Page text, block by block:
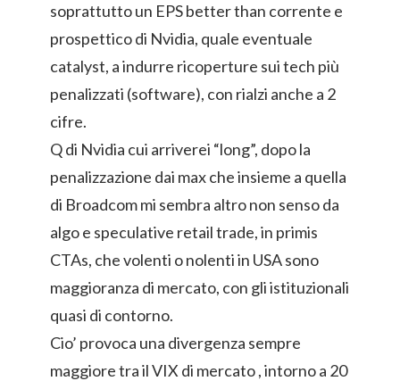
soprattutto un EPS better than corrente e
prospettico di Nvidia, quale eventuale
catalyst, a indurre ricoperture sui tech più
penalizzati (software), con rialzi anche a 2
cifre.
Q di Nvidia cui arriverei “long”, dopo la
penalizzazione dai max che insieme a quella
di Broadcom mi sembra altro non senso da
algo e speculative retail trade, in primis
CTAs, che volenti o nolenti in USA sono
maggioranza di mercato, con gli istituzionali
quasi di contorno.
Cio’ provoca una divergenza sempre
maggiore tra il VIX di mercato , intorno a 20